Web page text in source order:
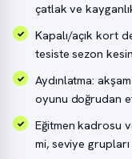
çatlak ve
Kapalı/açık kort
tesiste sezon
Aydınlatma:
oyunu doğrudan
Eğitmen kadrosu
mi, seviye